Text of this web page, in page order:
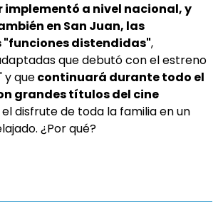
implementó a nivel nacional, y
en San Juan, las
distendidas",
que debutó con el estreno
y quecontinuará durante todo el
grandes títulos del cine
disfrute de toda la familia en un
¿Por qué?